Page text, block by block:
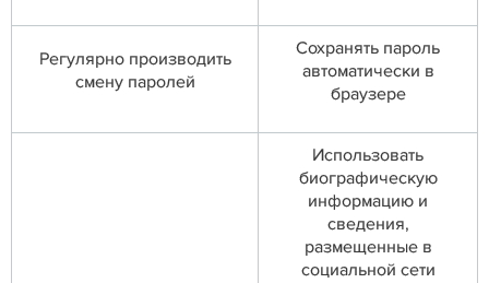
Регулярно производить
смену паролей
Сохранять пароль
автоматически в
браузере
Использовать
биографическую
информацию и
сведения,
размещенные в
социальной сети